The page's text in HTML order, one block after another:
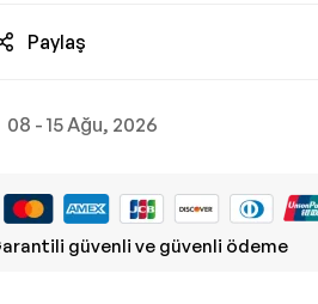
Paylaş
08 - 15 Ağu, 2026
güvenli ve güvenli ödeme